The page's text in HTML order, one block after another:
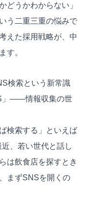
どうかわからない」
う二重三重の悩みで
えた採用戦略が、中
す。
検索という新常識
」——情報収集の世
検索する」といえば
、若い世代と話し
は飲食店を探すとき
まずSNSを開くの